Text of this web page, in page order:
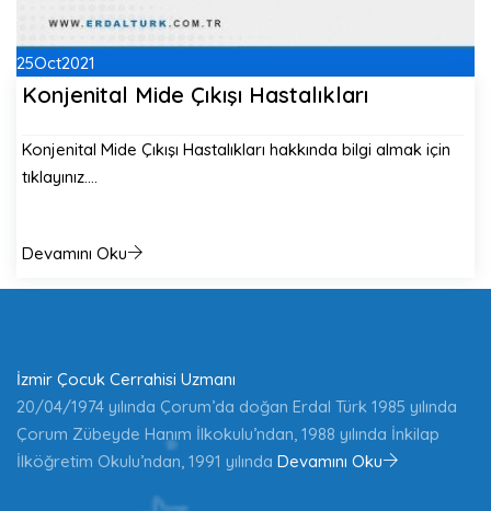
25Oct2021
Konjenital Mide Çıkışı Hastalıkları
Konjenital Mide Çıkışı Hastalıkları hakkında bilgi almak için
tıklayınız.…
Devamını Oku
İzmir Çocuk Cerrahisi Uzmanı
20/04/1974 yılında Çorum’da doğan Erdal Türk 1985 yılında
Çorum Zübeyde Hanım İlkokulu’ndan, 1988 yılında İnkilap
İlköğretim Okulu’ndan, 1991 yılında Devamını Oku